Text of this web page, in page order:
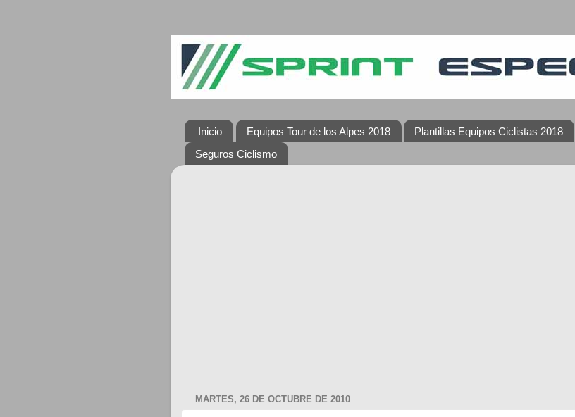
Inicio Equipos Tour de los Alpes 2018 Plantillas Equipos Ciclistas 2018
Seguros Ciclismo
MARTES, 26 DE OCTUBRE DE 2010